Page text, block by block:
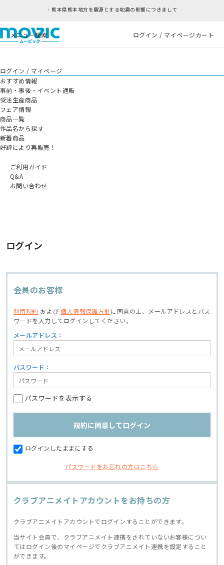
熊本県熊本地方を震源とする地震の影響につきまして
メニュー検索 ログイン / マイページカート
ログイン / マイページ
おすすめ情報
事前・事後・イベント通販
受注生産商品
フェア情報
商品一覧
作品名から探す
新着商品
好評により再販売！
ご利用ガイド
Q&A
お問い合わせ
ログイン
会員のお客様
利用規約 および個人情報保護方針に同意の上、
メールアドレスとパス
ワードを入力してログインしてください。
メールアドレス：
パスワード：
パスワードを表示する
ログインしたままにする
パスワードをお忘れの方はこちら
クラブアニメイトアカウントをお持ちの方
クラブアニメイトアカウントでログインすることができます。
当サイト会員で、クラブアニメイト連携をされていないお客様につい
てはログイン後のマイページでクラブアニメイト連携を設定すること
ができます。